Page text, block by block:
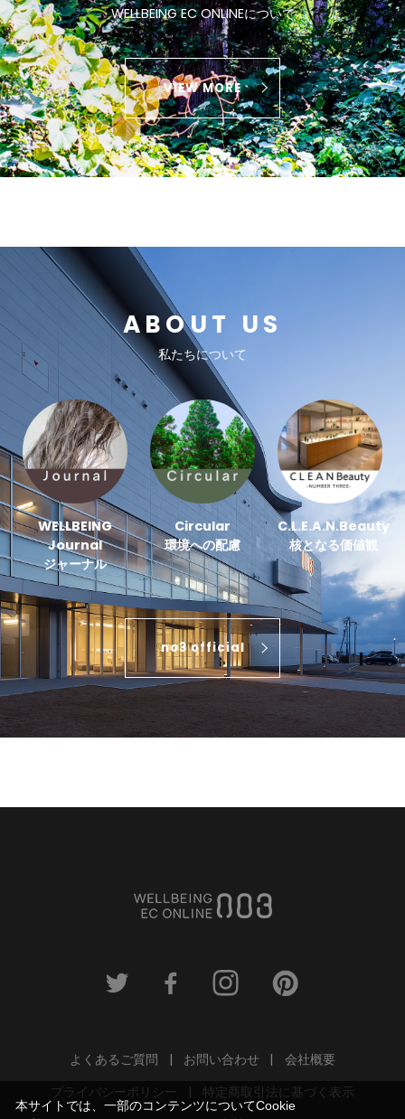
WELLBEING EC ONLINEについて
VIEW MORE
ABOUT US
私たちについて
WELLBEING
Journal
ジャーナル
Circular
環境への配慮
C.L.E.A.N.Beauty
核となる価値観
no3 official
よくあるご質問 お問い合わせ
会社概要
プライバシーポリシー
特定商取引法に基づく表示
本サイトでは、一部のコンテンツについてCookie